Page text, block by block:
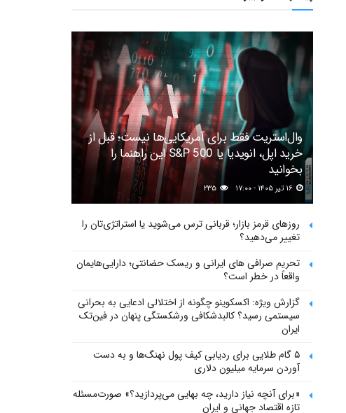
وال‌استریت فقط برای آمریکایی‌ها نیست؛ قبل از
خرید اپل، انویدیا یا S&P 500 این راهنما را
بخوانید
روزهای قرمز بازار؛ قربانی ترس می‌شوید یا استراتژی‌تان را
تغییر می‌دهید؟
تحریم صرافی های ایرانی و ریسک حضانتی؛ دارایی‌هایمان
واقعاً در خطر است؟
گزارش ویژه: اکسکوینو چگونه از اختلالی ادعایی به بحرانی
سیستمی رسید؟ کالبدشکافی ورشکستگی پنهان در فین‌تک
ایران
۵ گام طلایی برای ردیابی کیف پول‌ نهنگ‌ها و به دست
آوردن سرمایه میلیون دلاری
«برای آنچه نیاز دارید، چه بهایی می‌پردازید؟» صورت‌مسئله
تازه اقتصاد جهانی و ایران